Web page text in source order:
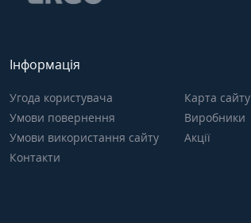
Інформація
Угода користувача
Умови повернення
Умови використання сайту
Контакти
Карта сайту
Виробники
Акції